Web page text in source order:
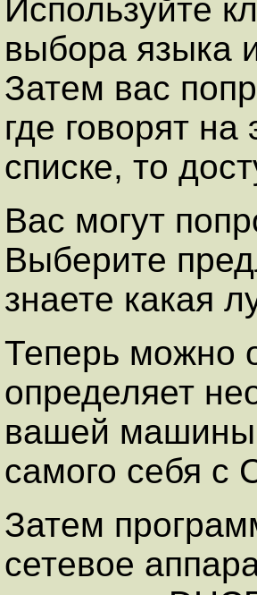
Используйте
выбора языка
Затем вас
где говорят
списке, то
Вас могут
Выберите
знаете какая
Теперь можно
определяет
вашей машины,
самого себя с
Затем
сетевое